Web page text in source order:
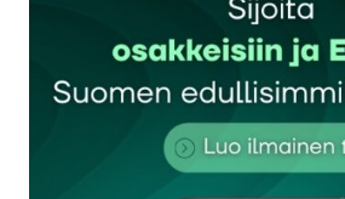
Sähköpostiosoitettasi ei julkaista.
kentät on merkitty*